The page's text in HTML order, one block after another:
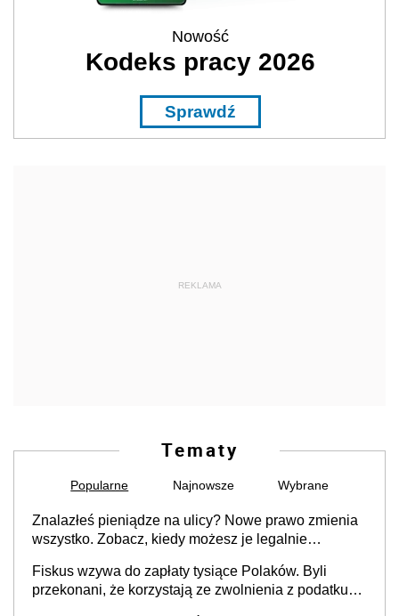
Nowość
Kodeks pracy 2026
Sprawdź
REKLAMA
Tematy
Popularne Najnowsze Wybrane
Znalazłeś pieniądze na ulicy? Nowe prawo zmienia
wszystko. Zobacz, kiedy możesz je legalnie
Fiskus wzywa do zapłaty tysiące Polaków. Byli
przekonani, że korzystają ze zwolnienia z podatku